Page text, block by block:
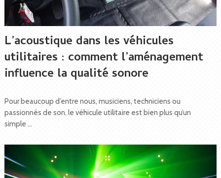
L’acoustique dans les véhicules
utilitaires : comment l’aménagement
influence la qualité sonore
Pour beaucoup d’entre nous, musiciens, techniciens ou
passionnés de son, le véhicule utilitaire est bien plus qu’un
simple …